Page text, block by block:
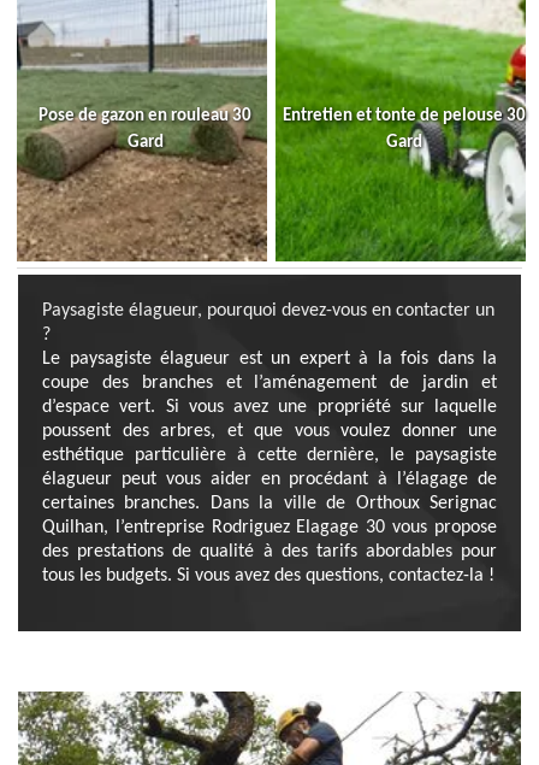
Pose de gazon en rouleau 30
Gard
Entretien et tonte de pelouse 30
Gard
Paysagiste élagueur, pourquoi devez-vous en contacter un
?
Le paysagiste élagueur est un expert à la fois dans la
coupe des branches et l’aménagement de jardin et
d’espace vert. Si vous avez une propriété sur laquelle
poussent des arbres, et que vous voulez donner une
esthétique particulière à cette dernière, le paysagiste
élagueur peut vous aider en procédant à l’élagage de
certaines branches. Dans la ville de Orthoux Serignac
Quilhan, l’entreprise Rodriguez Elagage 30 vous propose
des prestations de qualité à des tarifs abordables pour
tous les budgets. Si vous avez des questions, contactez-la !